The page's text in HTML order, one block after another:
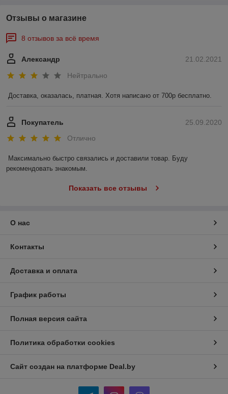
Отзывы о магазине
8 отзывов за всё время
21.02.2021
Александр
Нейтрально
Доставка, оказалась, платная. Хотя написано от 700р бесплатно.
25.09.2020
Покупатель
Отлично
Максимально быстро связались и доставили товар. Буду
рекомендовать знакомым.
Показать все отзывы
О нас
Контакты
Доставка и оплата
График работы
Полная версия сайта
Политика обработки cookies
Сайт создан на платформе Deal.by